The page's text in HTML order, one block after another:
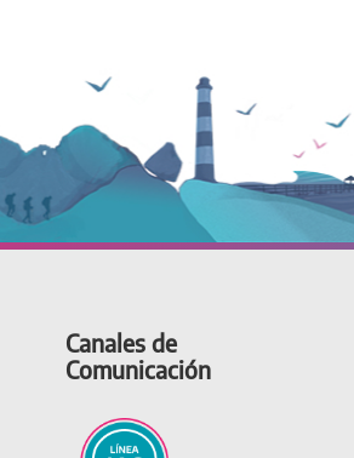
Canales de
Comunicación